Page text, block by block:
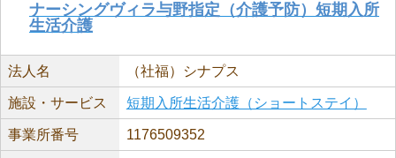
ナーシングヴィラ与野指定（介護予防）短期入所
生活介護
法人名 （社福）シナプス
施設・サービス 短期入所生活介護（ショートステイ）
事業所番号 1176509352